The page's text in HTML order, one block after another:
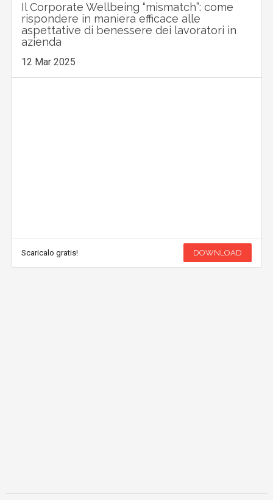
Il Corporate Wellbeing “mismatch”: come
rispondere in maniera efficace alle
aspettative di benessere dei lavoratori in
azienda
12 Mar 2025
Scaricalo gratis! DOWNLOAD